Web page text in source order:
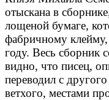
отыскана в
лощеной бумаге,
фабричному
году. Весь сборник
видно, что писец,
переводил с
ветхого, местами